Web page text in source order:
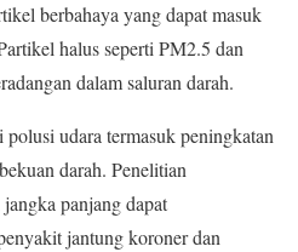
berbahaya yang dapat masuk
halus seperti PM2.5 dan
dalam saluran darah.
polusi udara termasuk peningkatan
darah. Penelitian
panjang dapat
jantung koroner dan